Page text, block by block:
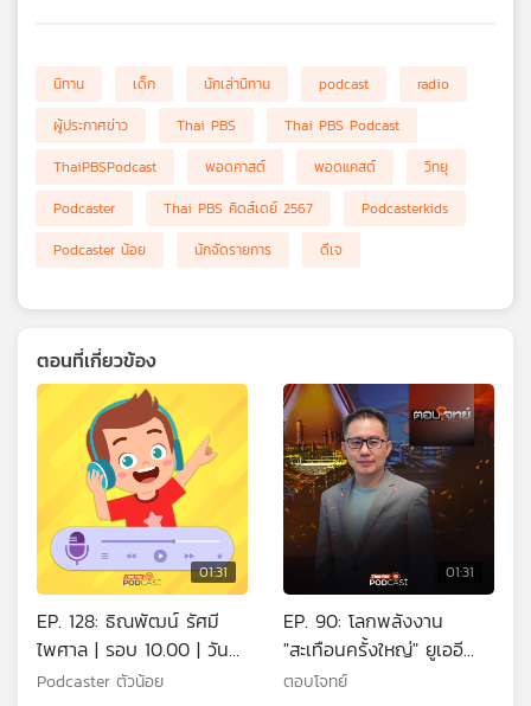
เครือ
พี
เอส
นิทาน เด็ก นักเล่านิทาน podcast
radio
ผู้ประกาศข่าว
Thai PBS
Thai PBS Podcast
ThaiPBSPodcast
พอดคาสต์ พอดแคสต์
วิทยุ
Podcaster
Thai PBS คิดส์เดย์ 2567
Podcasterkids
Podcaster น้อย
นักจัดรายการ ดีเจ
ตอนที่เกี่ยวข้อง
01:31
EP. 128: ธิณพัฒน์ รัศมี
ไพศาล | รอบ 10.00 | วัน
เด็ก 2569
Podcaster ตัวน้อย
01:31
EP. 90: โลกพลังงาน
"สะเทือนครั้งใหญ่" ยูเออี
"ถอนตัว" กลุ่มโอเปก
ตอบโจทย์